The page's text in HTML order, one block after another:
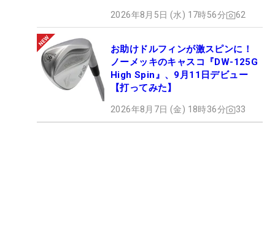
2026年8月5日 (水) 17時56分 62
お助けドルフィンが激スピンに！
ノーメッキのキャスコ『DW-125G
High Spin』、9月11日デビュー
【打ってみた】
2026年8月7日 (金) 18時36分 33